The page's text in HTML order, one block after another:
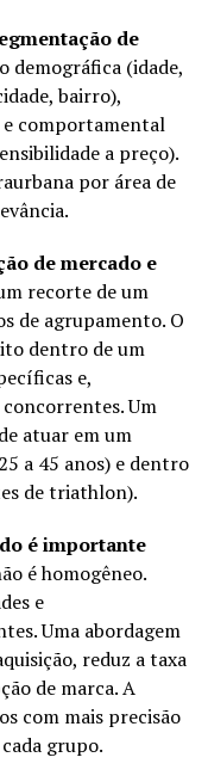
de
demográfica (idade,
bairro),
e comportamental
a preço).
por área de
de mercado e
recorte de um
de agrupamento. O
dentro de um
e,
Um
atuar em um
a 45 anos) e dentro
de triathlon).
é importante
é homogêneo.
e
Uma abordagem
reduz a taxa
de marca. A
com mais precisão
grupo.